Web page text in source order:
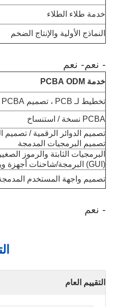
خدمة طلاء الطلاء
النماذج الأولية والإنتاج الضخم
- نعم- نعم
خدمة PCBA ODM
تخطيط لـ PCB ، تصميم PCBA وفقًا لفكرتك
PCBA نسخة / استنساخ
تصميم البرمجيات المدمجة
تصميم واجهة المستخدم
- نعم
التقييم العام